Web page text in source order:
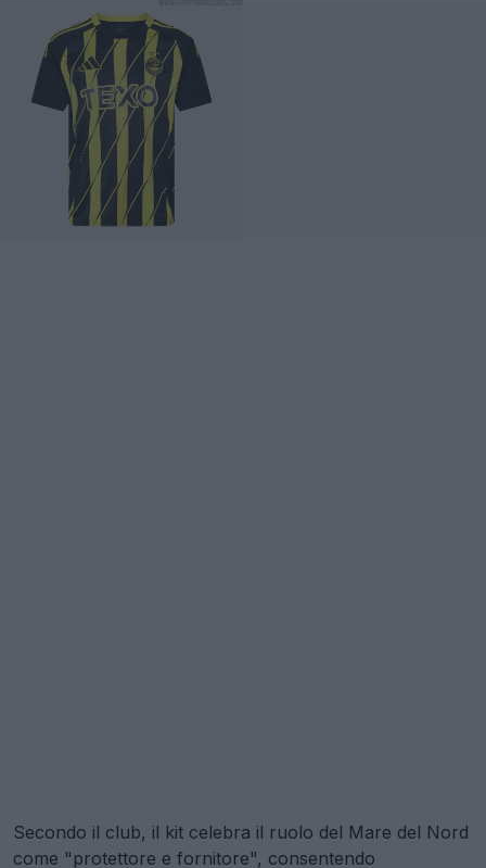
Secondo il club, il kit celebra il ruolo del Mare del Nord
come "protettore e fornitore", consentendo